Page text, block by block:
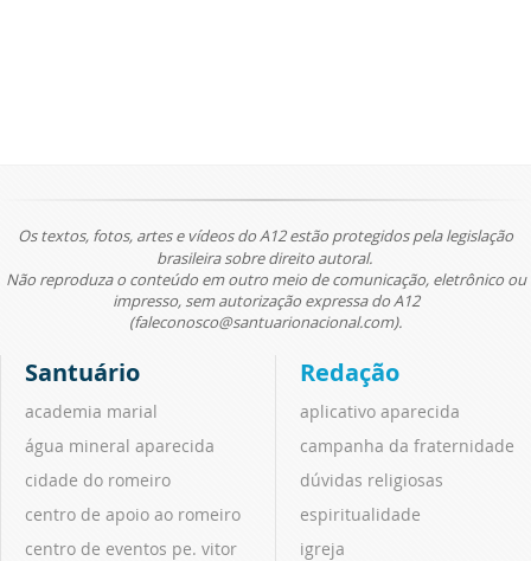
Os textos, fotos, artes e vídeos do A12 estão protegidos pela legislação
brasileira sobre direito autoral.
Não reproduza o conteúdo em outro meio de comunicação, eletrônico ou
impresso, sem autorização expressa do A12
(faleconosco@santuarionacional.com).
Santuário
academia marial
água mineral aparecida
cidade do romeiro
centro de apoio ao romeiro
centro de eventos pe. vitor
Redação
aplicativo aparecida
campanha da fraternidade
dúvidas religiosas
espiritualidade
igreja